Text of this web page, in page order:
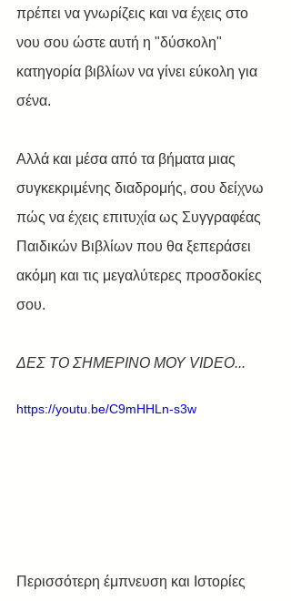
πρέπει να γνωρίζεις και να έχεις στο
νου σου ώστε αυτή η "δύσκολη"
κατηγορία βιβλίων να γίνει εύκολη για
σένα.
Αλλά και μέσα από τα βήματα μιας
συγκεκριμένης διαδρομής, σου δείχνω
πώς να έχεις επιτυχία ως Συγγραφέας
Παιδικών Βιβλίων που θα ξεπεράσει
ακόμη και τις μεγαλύτερες προσδοκίες
σου.
ΔΕΣ ΤΟ ΣΗΜΕΡΙΝΟ ΜΟΥ VIDEO...
https://youtu.be/C9mHHLn-s3w
Περισσότερη έμπνευση και Ιστορίες